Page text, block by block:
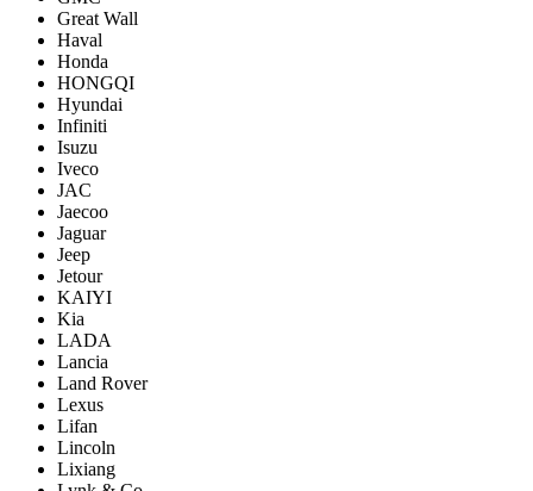
Great Wall
Haval
Honda
HONGQI
Hyundai
Infiniti
Isuzu
Iveco
JAC
Jaecoo
Jaguar
Jeep
Jetour
KAIYI
Kia
LADA
Lancia
Land Rover
Lexus
Lifan
Lincoln
Lixiang